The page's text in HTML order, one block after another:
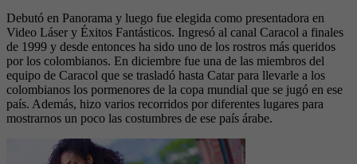
Debutó en Panorama y luego fue elegida como presentadora en
Video Láser y Éxitos Fantásticos. Ingresó al canal Caracol a finales
de 1999 y desde entonces ha sido uno de los rostros más queridos
por los colombianos. En diciembre fue una de las miembros del
equipo de Caracol que se trasladó hasta Catar para llevarle a los
colombianos los pormenores de la copa mundial que se jugó en ese
país. Además, hizo varios recorridos por diferentes lugares para
mostrarnos un poco las costumbres de ese país árabe.